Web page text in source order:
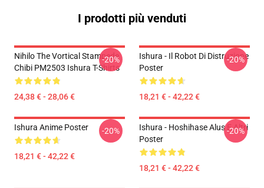
I prodotti più venduti
Nihilo The Vortical Stampede
Chibi PM2503 Ishura T-Shirts
24,38 € - 28,06 €
-20%
Ishura - Il Robot Di Distruzione
Poster
18,21 € - 42,22 €
-20%
Ishura Anime Poster
18,21 € - 42,22 €
-20%
Ishura - Hoshihase Alus E Altri
Poster
18,21 € - 42,22 €
-20%